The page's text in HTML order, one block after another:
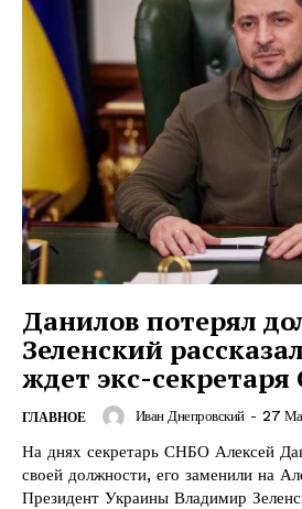
Данилов потерял
Зеленский
ждет экс-
ГЛАВНОЕ Иван Днепровский - 27
На днях секретарь СНБО Алексей
своей должности, его заменили на
Президент Украины Владимир